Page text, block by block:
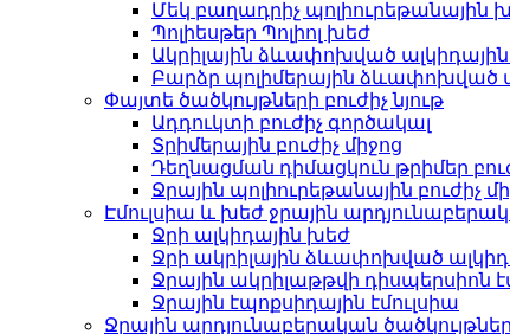
Մեկ բաղադրիչ պոլիուրեթանային
Պոլիեսթեր Պոլիոլ խեժ
Ակրիլային ձևափոխված
Բարձր պոլիմերային ձևափոխված
Փայտե ծածկույթների բուժիչ նյութ
Ադդուկտի բուժիչ գործակալ
Տրիմերային բուժիչ միջոց
Դեղնացման դիմացկուն թրիմեր
Ջրային պոլիուրեթանային բուժիչ
Էմուլսիա և խեժ ջրային
Ջրի ալկիդային խեժ
Ջրի ակրիլային ձևափոխված
Ջրային ակրիլաթթվի դիսպերսիոն
Ջրային էպոքսիդային էմուլսիա
Ջրային արդյունաբերական